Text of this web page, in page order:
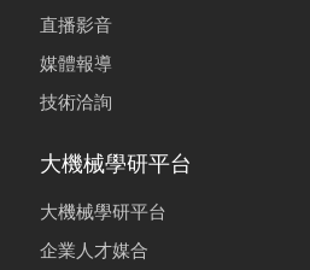
直播影音
媒體報導
技術洽詢
大機械學研平台
大機械學研平台
企業人才媒合